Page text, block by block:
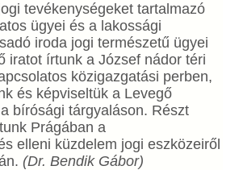
tevékenységeket tartalmazó
ügyei és a lakossági
iroda jogi természetű ügyei
iratot írtunk a József nádor téri
közigazgatási perben,
és képviseltük a Levegő
bírósági tárgyaláson. Részt
Prágában a
elleni küzdelem jogi eszközeiről
(Dr. Bendik Gábor)